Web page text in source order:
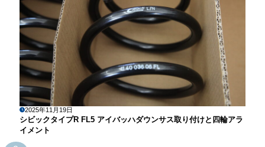
2025年11月19日
シビックタイプR FL5 アイバッハダウンサス取り付けと四輪アラ
イメント